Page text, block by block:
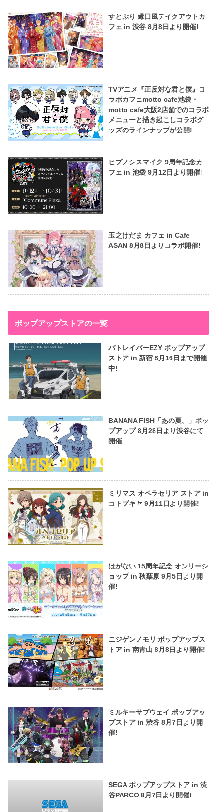
すとぷり 縁日風テイクアウトカ
フェ in 渋谷 8月8日より開催!
TVアニメ『正反対な君と僕』コ
ラボカフェmotto cafe池袋・
motto cafe大阪2店舗でのコラボ
メニューと描き起こしコラボグ
ッズのラインナップが公開!
ヒプノシスマイク 9周年記念カ
フェ in 池袋 9月12日より開催!
玉之けだま カフェ in Cafe
ASAN 8月8日よりコラボ開催!
ポップアップストアの一覧
パトレイバーEZY ポップアップ
ストア in 新宿 8月16日まで開催
中!
BANANA FISH「あの夏。」ポッ
プアップ 8月28日より渋谷にて
開催
ミリマス オペラセリア ストア in
コトブキヤ 9月11日より開催!
はがない 15周年記念 オンリーシ
ョップ in 秋葉原 9月5日より開
催!
ニジゲンノモリ ポップアップス
トア in 南青山 8月8日より開催!
ミルキーサブウェイ ポップアッ
プストア in 渋谷 8月7日より開
催!
SEGA ポップアップストア in 渋
谷PARCO 8月7日より開催!